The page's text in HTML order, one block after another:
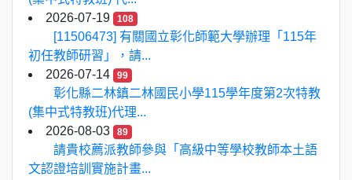
2026-07-19
108
[11506473] 有關國立彰化師範大學辦理「115年
初任教師研習」，請...
2026-07-14
99
彰化縣二林鎮二林國民小學115學年度第2次特教
(集中式特教班)代理...
2026-08-03
89
請貴校薦派教師參與「高級中等學校教師本土語
文認證培訓實施計畫...